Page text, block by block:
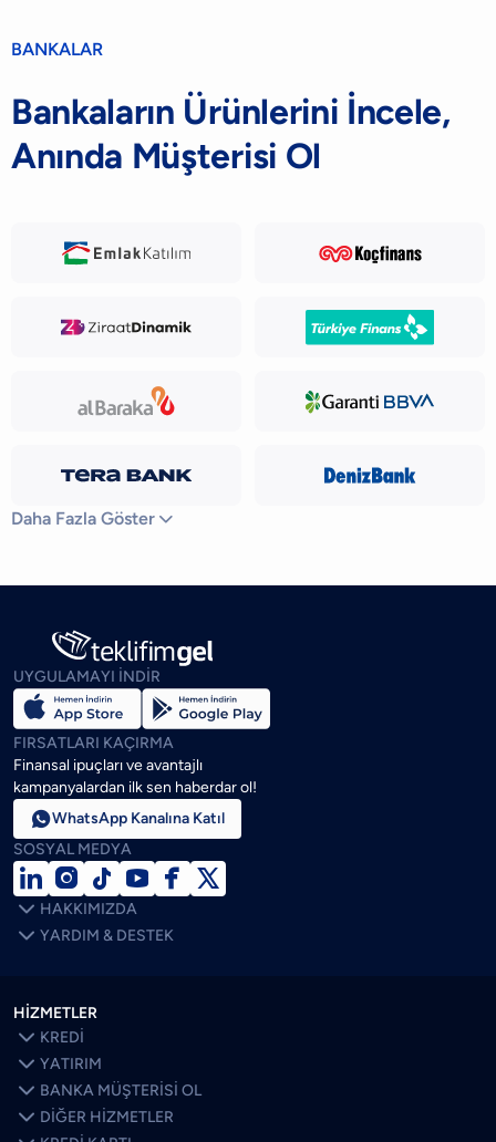
BANKALAR
Bankaların Ürünlerini İncele,
Anında Müşterisi Ol
Daha Fazla Göster 
UYGULAMAYI İNDİR
FIRSATLARI KAÇIRMA
Finansal ipuçları ve avantajlı
kampanyalardan ilk sen haberdar ol!
WhatsApp Kanalına Katıl
SOSYAL MEDYA
    

 HAKKIMIZDA
 YARDIM & DESTEK
HİZMETLER
 KREDİ
 YATIRIM
 BANKA MÜŞTERİSİ OL
 DİĞER HİZMETLER